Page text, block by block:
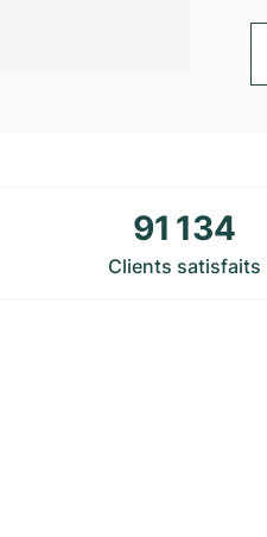
91 134
Clients satisfaits